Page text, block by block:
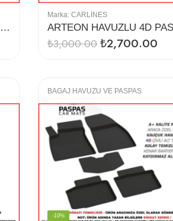
5008 ACCESS ALLURE HAVUZLU 4D PASPAS
Marka: CARLINES
ARTEON HAVUZLU 4D
₺3,000.00₺2,700.00
BAGAJ HAVUZU VE PASPAS
-10%